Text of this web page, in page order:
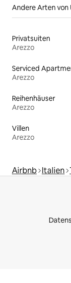
Andere Arten
Privatsuiten
Arezzo
Serviced
Arezzo
Reihenhäuser
Arezzo
Villen
Arezzo
Airbnb Italien